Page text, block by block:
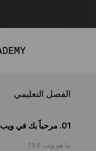
الفصل التعليمي
01. مرحباً بك في ويب 3.0
ما هو ويب 3.0؟